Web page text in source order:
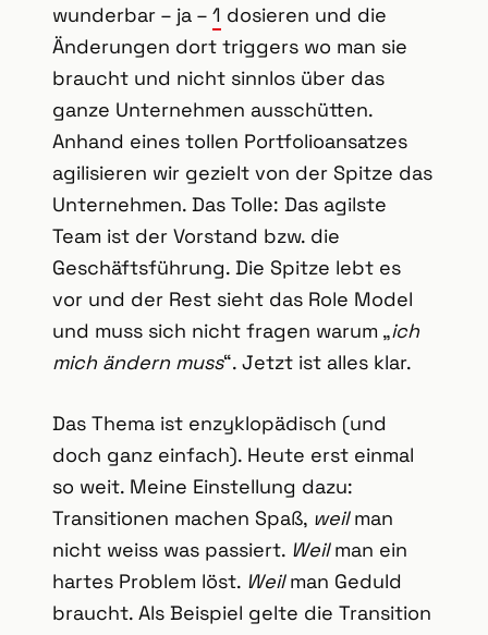
wunderbar – ja – 1 dosieren und die
Änderungen dort triggers wo man sie
braucht und nicht sinnlos über das
ganze Unternehmen ausschütten.
Anhand eines tollen Portfolioansatzes
agilisieren wir gezielt von der Spitze das
Unternehmen. Das Tolle: Das agilste
Team ist der Vorstand bzw. die
Geschäftsführung. Die Spitze lebt es
vor und der Rest sieht das Role Model
und muss sich nicht fragen warum „ich
mich ändern muss“. Jetzt ist alles klar.
Das Thema ist enzyklopädisch (und
doch ganz einfach). Heute erst einmal
so weit. Meine Einstellung dazu:
Transitionen machen Spaß, weilman
nicht weiss was passiert. Weilman ein
hartes Problem löst. Weilman Geduld
braucht. Als Beispiel gelte die Transition